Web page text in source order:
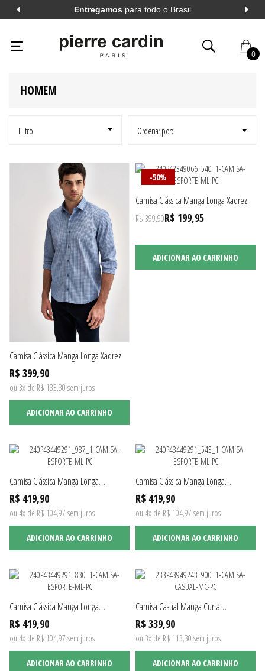
Entregamos para todo o Brasil
0
LONGA VER TODOS
VER TODOS
PIERRECARDIN HOMEM
Filtro
HOMEM
Ordenar por:
Camisa Clássica Manga Longa Xadrez
R$ 399,90
ou 3x de R$ 133,30 sem juros
ADICIONAR AO CARRINHO
-50%
Camisa Clássica Manga Longa Xadrez
R$ 399,90R$ 199,95
ADICIONAR AO CARRINHO
Camisa Clássica Manga Longa
Maquinetada
R$ 419,90
ou 4x de R$ 104,97 sem juros
ADICIONAR AO CARRINHO
Camisa Clássica Manga Longa
Maquinetada
R$ 419,90
ou 4x de R$ 104,97 sem juros
ADICIONAR AO CARRINHO
Camisa Clássica Manga Longa
Maquinetada
R$ 419,90
ou 4x de R$ 104,97 sem juros
ADICIONAR AO CARRINHO
Camisa Casual Manga Curta
Maquinetada
R$ 339,90
ou 3x de R$ 113,30 sem juros
ADICIONAR AO CARRINHO